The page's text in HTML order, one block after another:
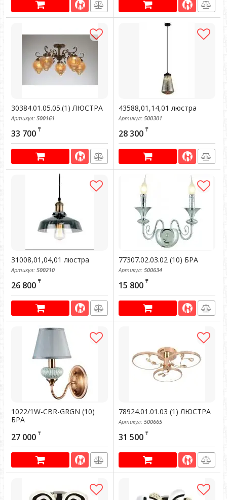
30384.01.05.05.(1) ЛЮСТРА
Артикул: 500161
33 700 ₸
43588,01,14,01 люстра
Артикул: 500301
28 300 ₸
31008,01,04,01 люстра
Артикул: 500210
26 800 ₸
77307.02.03.02 (10) БРА
Артикул: 500634
15 800 ₸
1022/1W-CBR-GRGN (10)
БРА
500028
27 000 ₸
78924.01.01.03 (1) ЛЮСТРА
Артикул: 500665
31 500 ₸